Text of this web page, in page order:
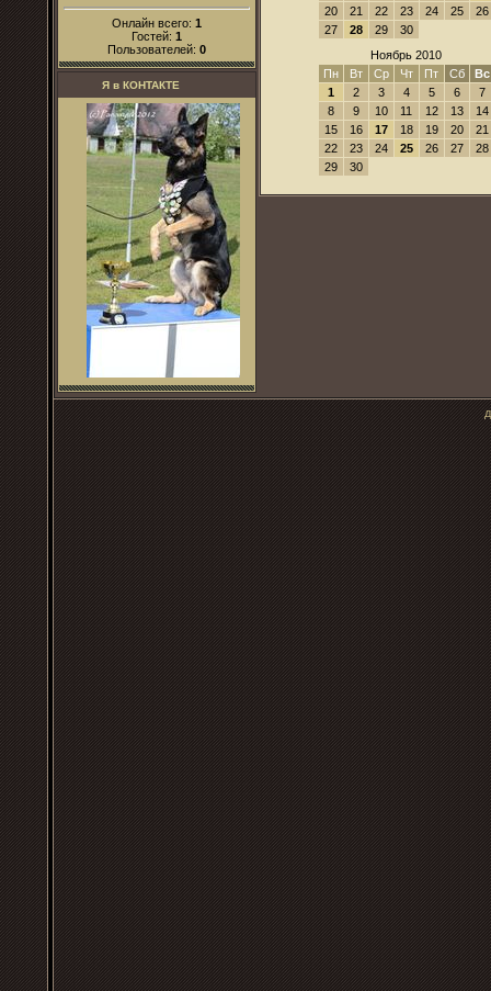
Онлайн всего: 1
Гостей: 1
Пользователей: 0
Я в КОНТАКТЕ
20
21 22 23 24 25
26
27
28 29
30
Ноябрь 2010
Пн
Вт Ср Чт Пт Сб
Вс
1
2 3 4 5 6
7
8
9 10 11 12 13
14
15
16 17 18 19 20
21
22
23 24 25 26 27
28
29
30